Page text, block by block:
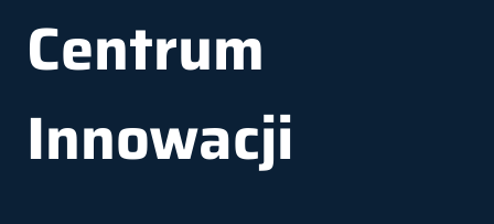
Centrum
Innowacji